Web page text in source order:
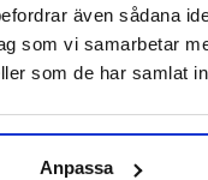
även sådana
som vi samarbetar
som de har samlat
Anpassa
Nej, tack